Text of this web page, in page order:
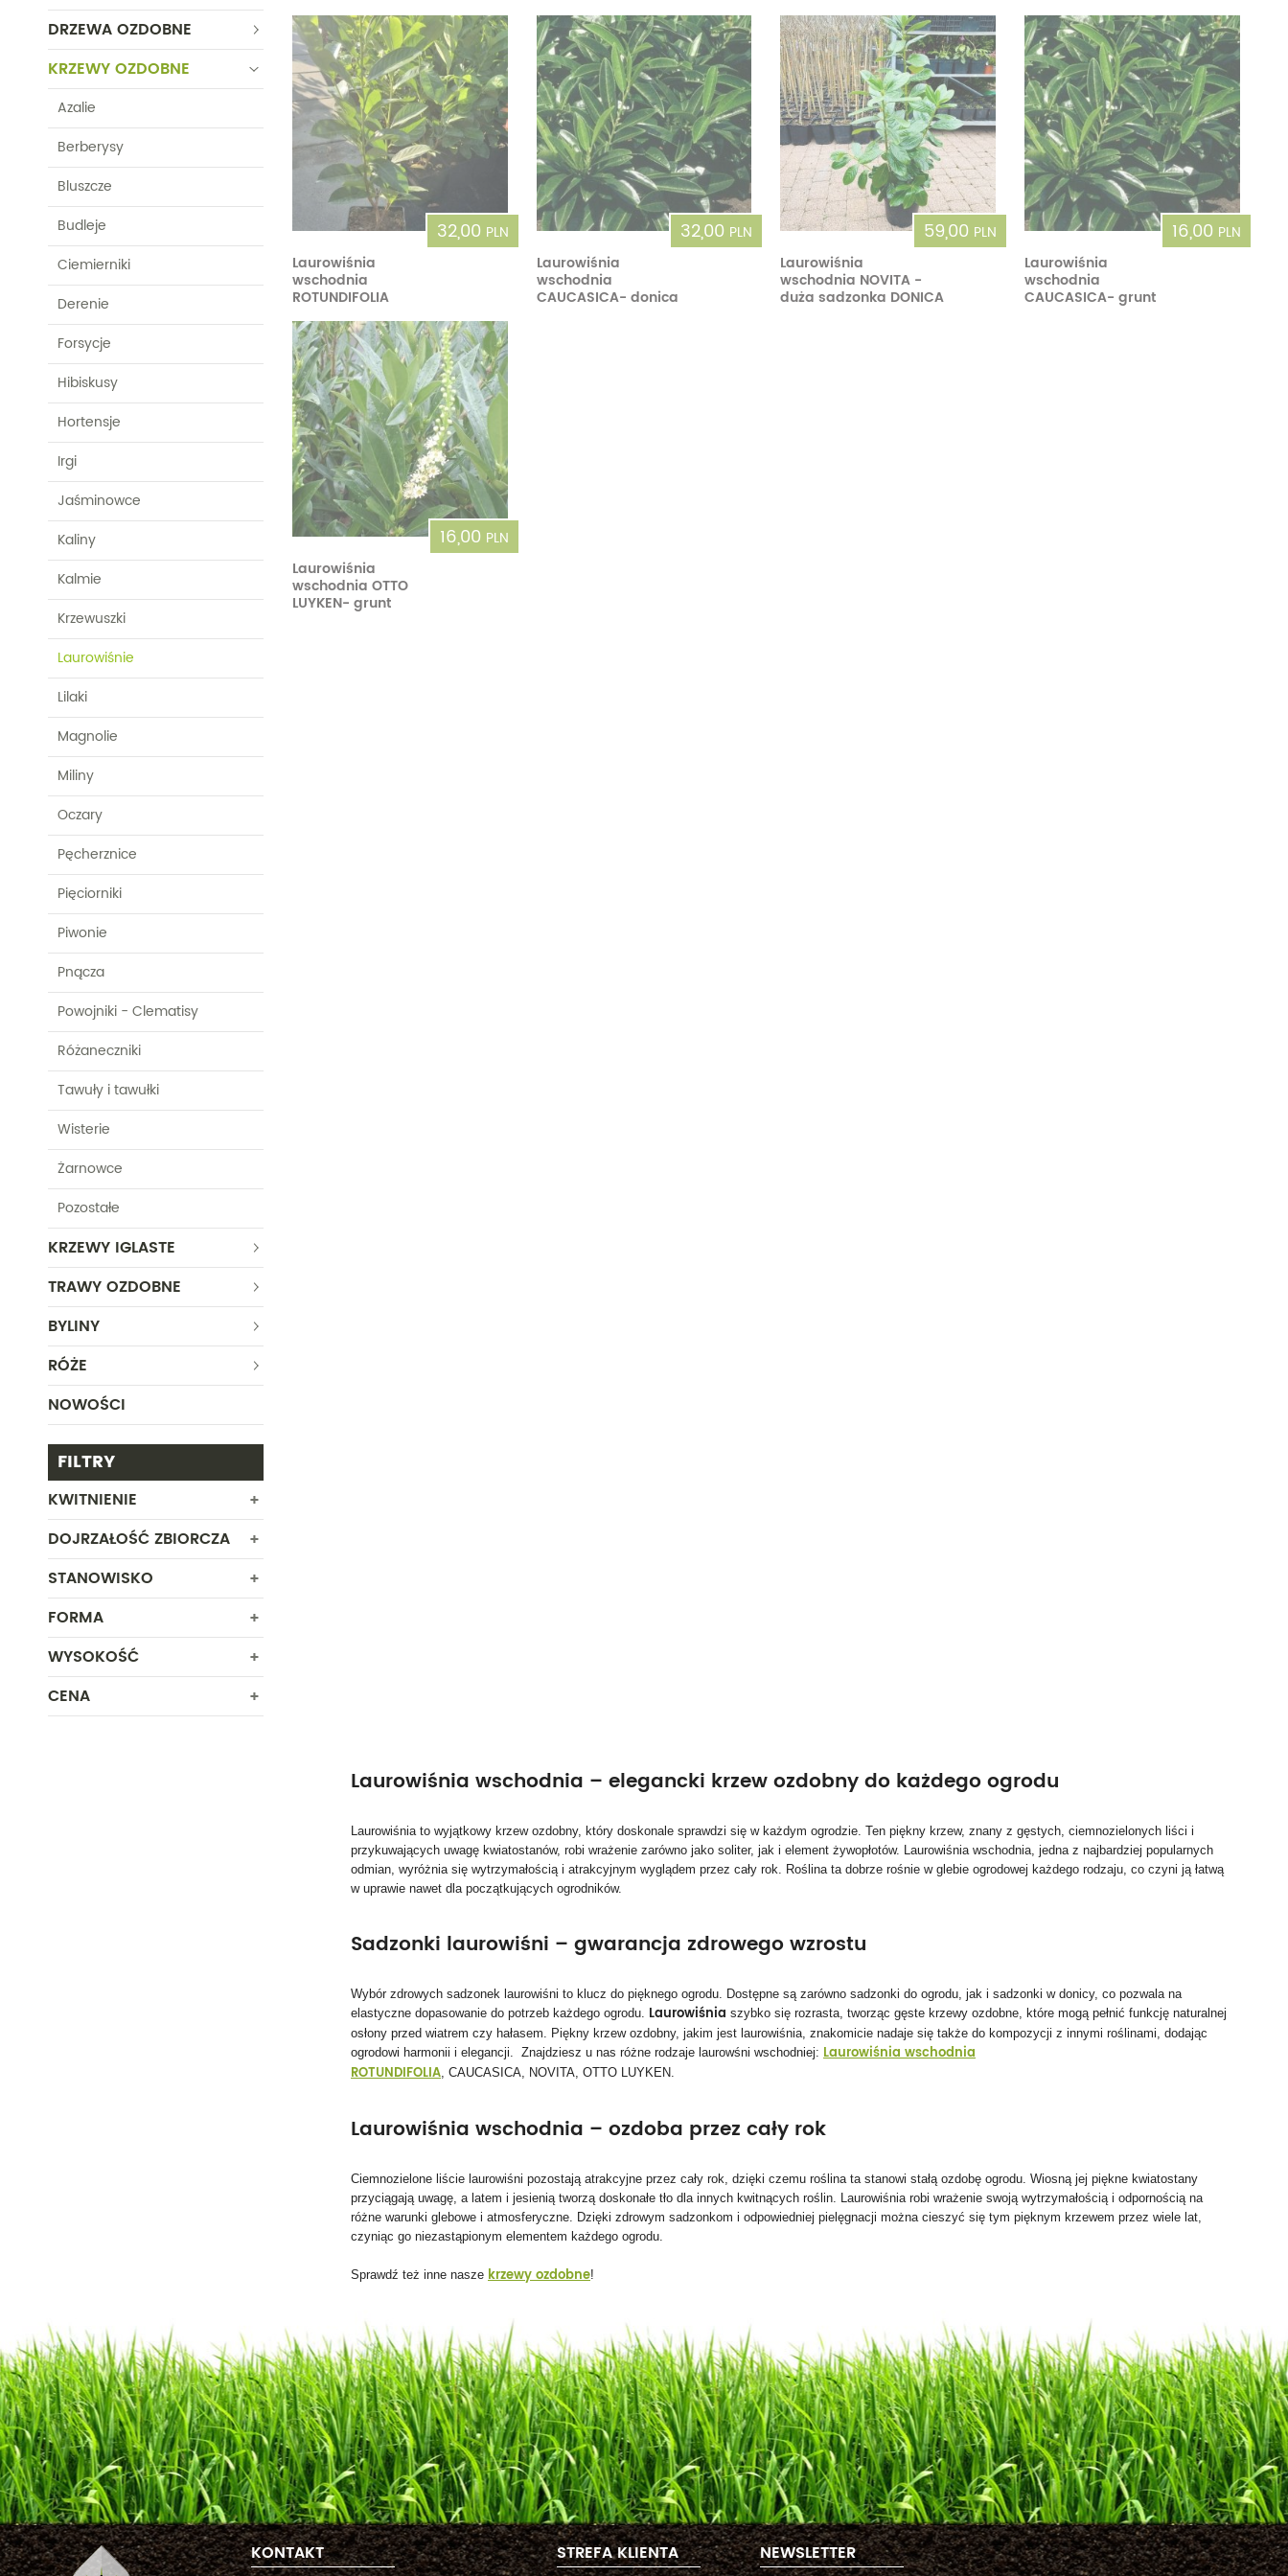
Morele
Wiśnie
Pozostałe
Jagody kamczackie
Jarzębiny i jarząby
jadalne
Truskawki i poziomki
Winogrona
Żurawiny
Pozostałe
Dęby
Glediczje
Głogi
Graby
Jabłonie ozdobne
Jarzębiny i jarząby
Kasztanowce
Wiązy
Wierzby
Wiśnie ozdobne
Złotokapy
Pozostałe
Derenie
Forsycje
Hibiskusy
Hortensje
Irgi
Jaśminowce
Pęcherznice
Pięciorniki
Piwonie
Pnącza
Powojniki - Clematisy
Różaneczniki
Tawuły i tawułki
Wisterie
Dzielżany
Floksy
Funkie
Goryczki
Hiacynty
Jeżówki
Wielokwiatowe
Pozostałe
DRZEWA OZDOBNE
KRZEWY OZDOBNE
Azalie
Berberysy
Bluszcze
Budleje
Ciemierniki
Derenie
Forsycje
Hibiskusy
Hortensje
Irgi
Jaśminowce
Kaliny
Kalmie
Krzewuszki
Laurowiśnie
Lilaki
Magnolie
Miliny
Oczary
Pęcherznice
Pięciorniki
Piwonie
Pnącza
Powojniki - Clematisy
Różaneczniki
Tawuły i tawułki
Wisterie
Żarnowce
Pozostałe
KRZEWY IGLASTE
TRAWY OZDOBNE
BYLINY
RÓŻE
NOWOŚCI
FILTRY
KWITNIENIE
KWIECIEŃ
MAJ
DOJRZAŁOŚĆ ZBIORCZA
STANOWISKO
CIEŃ
PÓŁCIEŃ
SŁONECZNE
FORMA
ROŚLINA Z GOŁYM KORZENIEM -
zabezpieczona na czas dostawy
ROŚLINA W POJEMNIKU
WYSOKOŚĆ
Od
CENA
32,00 PLN
Laurowiśnia
wschodnia
ROTUNDIFOLIA
32,00 PLN
Laurowiśnia
wschodnia
CAUCASICA- donica
59,00 PLN
Laurowiśnia
wschodnia NOVITA -
duża sadzonka DONICA
16,00 PLN
Laurowiśnia
wschodnia
CAUCASICA- grunt
16,00 PLN
Laurowiśnia
wschodnia OTTO
LUYKEN- grunt
Laurowiśnia wschodnia – elegancki krzew ozdobny do każdego ogrodu
Laurowiśnia to wyjątkowy krzew ozdobny, który doskonale sprawdzi się w każdym ogrodzie. Ten piękny krzew, znany z gęstych, ciemnozielonych liści i
przykuwających uwagę kwiatostanów, robi wrażenie zarówno jako soliter, jak i element żywopłotów. Laurowiśnia wschodnia, jedna z najbardziej popularnych
odmian, wyróżnia się wytrzymałością i atrakcyjnym wyglądem przez cały rok. Roślina ta dobrze rośnie w glebie ogrodowej każdego rodzaju, co czyni ją łatwą
w uprawie nawet dla początkujących ogrodników.
Sadzonki laurowiśni – gwarancja zdrowego wzrostu
Wybór zdrowych sadzonek laurowiśni to klucz do pięknego ogrodu. Dostępne są zarówno sadzonki do ogrodu, jak i sadzonki w donicy, co pozwala na
elastyczne dopasowanie do potrzeb każdego ogrodu. Laurowiśnia szybko się rozrasta, tworząc gęste krzewy ozdobne, które mogą pełnić funkcję naturalnej
osłony przed wiatrem czy hałasem. Piękny krzew ozdobny, jakim jest laurowiśnia, znakomicie nadaje się także do kompozycji z innymi roślinami, dodając
ogrodowi harmonii i elegancji. Znajdziesz u nas różne rodzaje laurowśni wschodniej: Laurowiśnia wschodnia
ROTUNDIFOLIA, CAUCASICA, NOVITA, OTTO LUYKEN.
Laurowiśnia wschodnia – ozdoba przez cały rok
Ciemnozielone liście laurowiśni pozostają atrakcyjne przez cały rok, dzięki czemu roślina ta stanowi stałą ozdobę ogrodu. Wiosną jej piękne kwiatostany
przyciągają uwagę, a latem i jesienią tworzą doskonałe tło dla innych kwitnących roślin. Laurowiśnia robi wrażenie swoją wytrzymałością i odpornością na
różne warunki glebowe i atmosferyczne. Dzięki zdrowym sadzonkom i odpowiedniej pielęgnacji można cieszyć się tym pięknym krzewem przez wiele lat,
czyniąc go niezastąpionym elementem każdego ogrodu.
Sprawdź też inne nasze krzewy ozdobne!
KONTAKT STREFA KLIENTA NEWSLETTER